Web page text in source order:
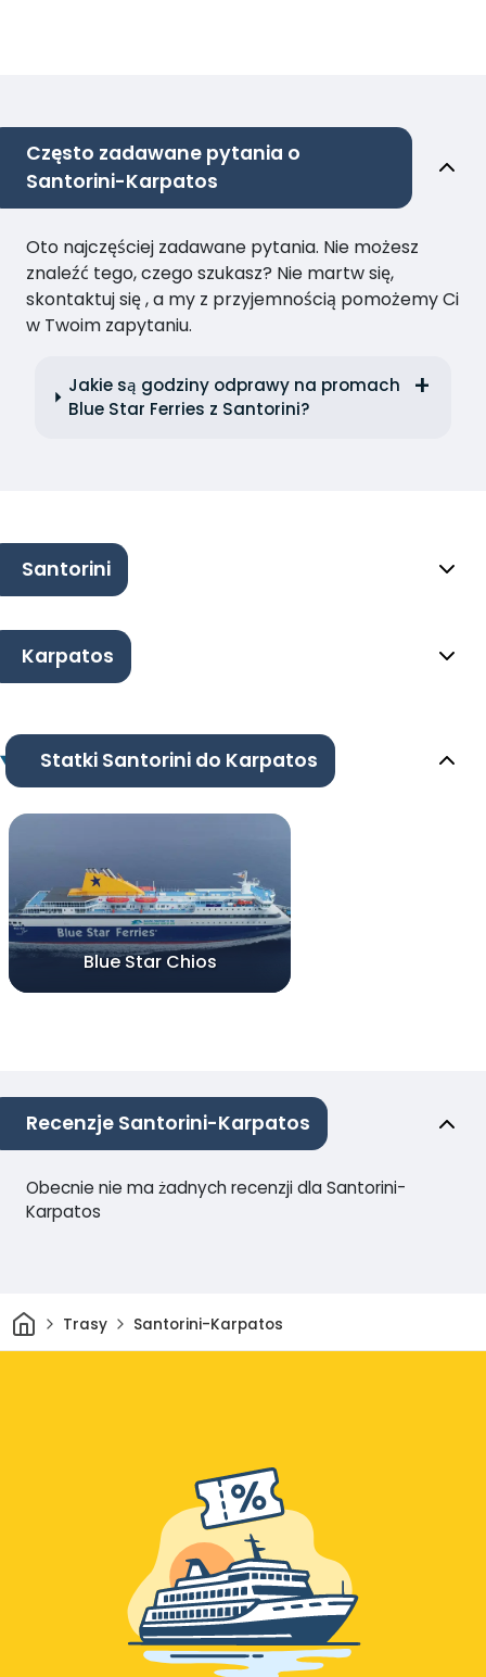
Często zadawane pytania o
Santorini-Karpatos
Oto najczęściej zadawane pytania. Nie możesz
znaleźć tego, czego szukasz? Nie martw się,
skontaktuj się , a my z przyjemnością pomożemy Ci
w Twoim zapytaniu.
Jakie są godziny odprawy na promach
Blue Star Ferries z Santorini?
Santorini
Karpatos
Statki Santorini do Karpatos
Blue Star Chios
Recenzje Santorini-Karpatos
Obecnie nie ma żadnych recenzji dla Santorini-
Karpatos
DomTrasy Santorini-Karpatos